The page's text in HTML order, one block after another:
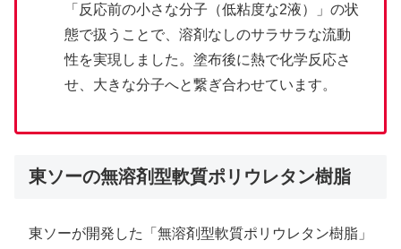
「反応前の小さな分子（低粘度な2液）」の状
態で扱うことで、溶剤なしのサラサラな流動
性を実現しました。塗布後に熱で化学反応さ
せ、大きな分子へと繋ぎ合わせています。
東ソーの無溶剤型軟質ポリウレタン樹脂
東ソーが開発した「無溶剤型軟質ポリウレタン樹脂」